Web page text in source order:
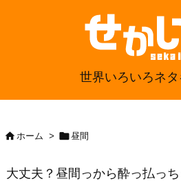
世界いろいろネ
ホーム > 昼間
大丈夫？昼間っから酔っ払っ